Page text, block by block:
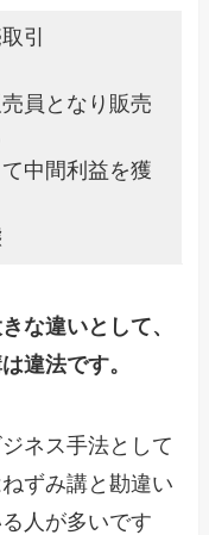
引
員となり販売
中間利益を獲
な違いとして、
違法です。
ネス手法として
ずみ講と勘違い
人が多いです